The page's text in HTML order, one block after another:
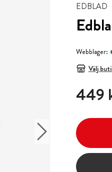
EDBLAD
Webblager:
Välj
Pris :449 kr
449